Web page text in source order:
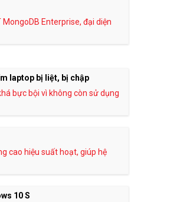
Enterprise, đại diện
laptop bị liệt, bị chập
bực bội vì không còn sử dụng
cao hiệu suất hoạt, giúp hệ
10 S